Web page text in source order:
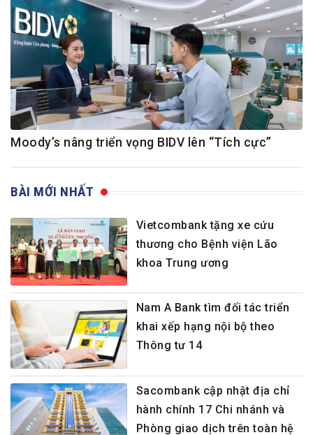
Moody’s nâng triển vọng BIDV lên “Tích cực”
BÀI MỚI NHẤT
Vietcombank tặng xe cứu
thương cho Bệnh viện Lão
khoa Trung ương
Nam A Bank tìm đối tác triển
khai xếp hạng nội bộ theo
Thông tư 14
Sacombank cập nhật địa chỉ
hành chính 17 Chi nhánh và
Phòng giao dịch trên toàn hệ